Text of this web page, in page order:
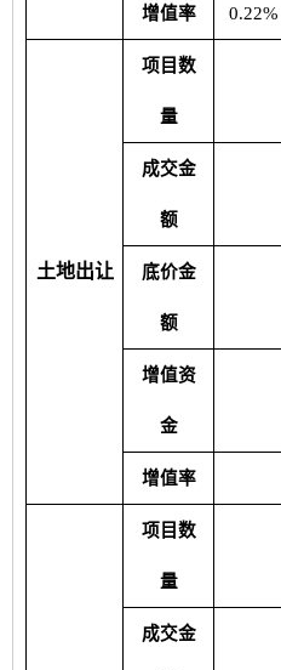
增值率 0.22%
土地出让
项目数
量
成交金
额
底价金
额
增值资
金
增值率
项目数
量
成交金